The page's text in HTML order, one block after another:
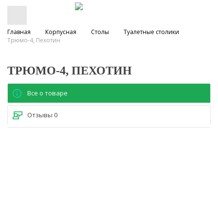
Главная Корпусная Столы
Туалетные столики
Трюмо-4, Пехотин
ТРЮМО-4, ПЕХОТИН
Все о товаре
Отзывы 0